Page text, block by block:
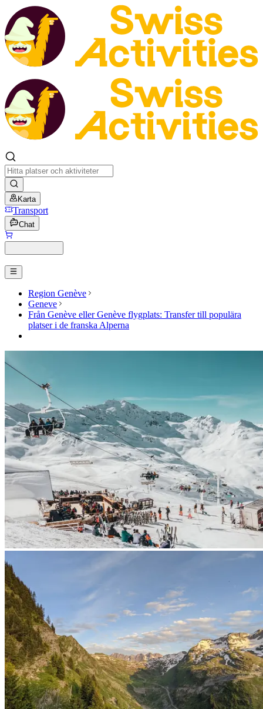
Karta
Transport
Chat
Region Genève
Geneve
Från Genève eller Genève flygplats: Transfer till populära
platser i de franska Alperna